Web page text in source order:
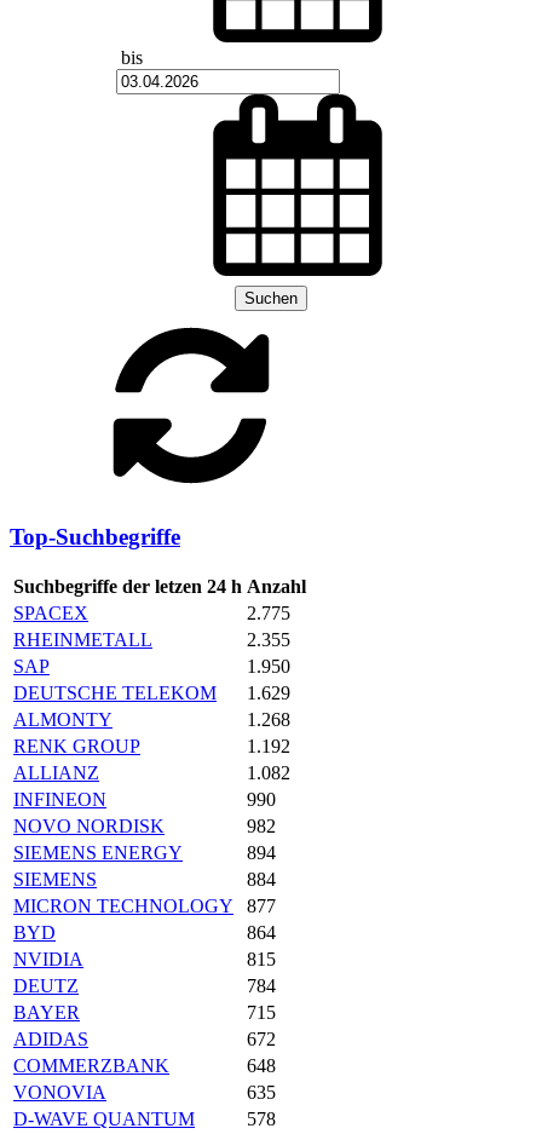
bis
Suchen
Top-Suchbegriffe
Suchbegriffe der letzen 24 h Anzahl
SPACEX
2.775
RHEINMETALL
2.355
SAP
1.950
DEUTSCHE TELEKOM
1.629
ALMONTY
1.268
RENK GROUP
1.192
ALLIANZ
1.082
INFINEON
990
NOVO NORDISK
982
SIEMENS ENERGY
894
SIEMENS
884
MICRON TECHNOLOGY
877
BYD
864
NVIDIA
815
DEUTZ
784
BAYER
715
ADIDAS
672
COMMERZBANK
648
VONOVIA
635
D-WAVE QUANTUM
578